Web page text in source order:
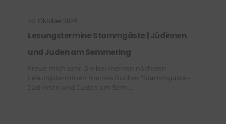
10. Oktober 2024
Lesungstermine Stammgäste | Jüdinnen
und Juden am Semmering
Freue mich sehr, Sie bei meinen nächsten
Lesungsterminen meines Buches "Stammgäste -
Jüdinnen und Juden am Sem ...